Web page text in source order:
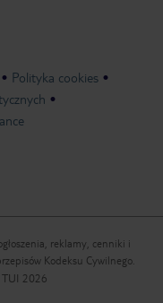
Polityka cookies
reklamy, cenniki i
Kodeksu Cywilnego.
2026